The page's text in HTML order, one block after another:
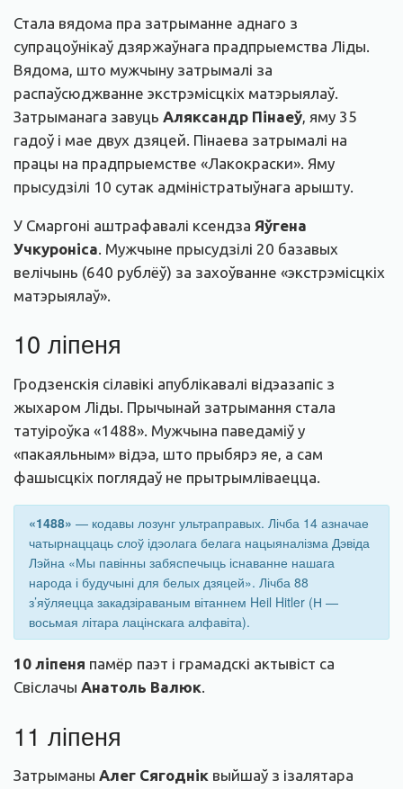
Стала вядома пра затрыманне аднаго з
супрацоўнікаў дзяржаўнага прадпрыемства Ліды.
Вядома, што мужчыну затрымалі за
распаўсюджванне экстрэмісцкіх матэрыялаў.
Затрыманага завуць Аляксандр Пінаеў , яму 35
гадоў і мае двух дзяцей. Пінаева затрымалі на
працы на прадпрыемстве «Лакокраски». Яму
прысудзілі 10 сутак адміністратыўнага арышту.
У Смаргоні аштрафавалі ксендза Яўгена
Учкуроніса . Мужчыне прысудзілі 20 базавых
велічынь (640 рублёў) за захоўванне «экстрэмісцкіх
матэрыялаў».
10 ліпеня
Гродзенскія сілавікі апублікавалі відэазапіс з
жыхаром Ліды. Прычынай затрымання стала
татуіроўка «1488». Мужчына паведаміў у
«пакаяльным» відэа, што прыбярэ яе, а сам
фашысцкіх поглядаў не прытрымліваецца.
«1488» — кодавы лозунг ультраправых. Лічба 14 азначае
чатырнаццаць слоў ідэолага белага нацыяналізма Дэвіда
Лэйна «Мы павінны забяспечыць існаванне нашага
народа і будучыні для белых дзяцей». Лічба 88
з’яўляецца закадзіраваным вітаннем Heil Hitler (Н —
восьмая літара лацінскага алфавіта).
10 ліпеня памёр паэт і грамадскі актывіст са
Свіслачы Анатоль Валюк.
11 ліпеня
Затрыманы Алег Сягоднік выйшаў з ізалятара